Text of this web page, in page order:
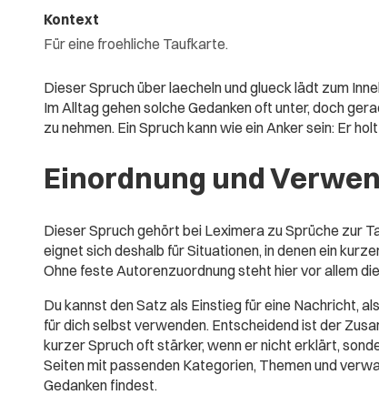
Kontext
Für eine froehliche Taufkarte.
Dieser Spruch über laecheln und glueck lädt zum
Im Alltag gehen solche Gedanken oft unter, doch
zu nehmen. Ein Spruch kann wie ein Anker sein: Er
Einordnung und
Dieser Spruch gehört bei Leximera zu Sprüche zur
eignet sich deshalb für Situationen, in denen ein
Ohne feste Autorenzuordnung steht hier vor allem
Du kannst den Satz als Einstieg für eine Nachricht,
für dich selbst verwenden. Entscheidend ist der
kurzer Spruch oft stärker, wenn er nicht erklärt,
Seiten mit passenden Kategorien, Themen und
Gedanken findest.